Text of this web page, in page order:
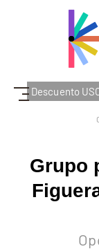
Descuento
GRUPO
Grupo